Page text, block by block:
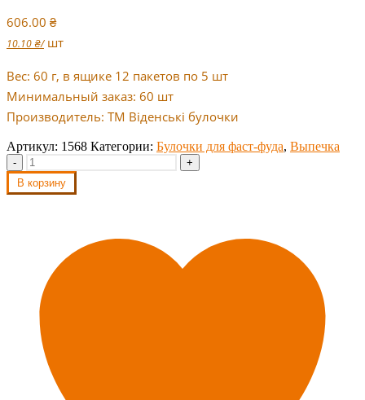
606.00 ₴
10.10₴/ шт
Вес: 60 г, в ящике 12 пакетов по 5 шт
Минимальный заказ: 60 шт
Производитель: ТМ Віденські булочки
Артикул: 1568 Категории: Булочки для фаст-фуда, Выпечка
-
+
В корзину